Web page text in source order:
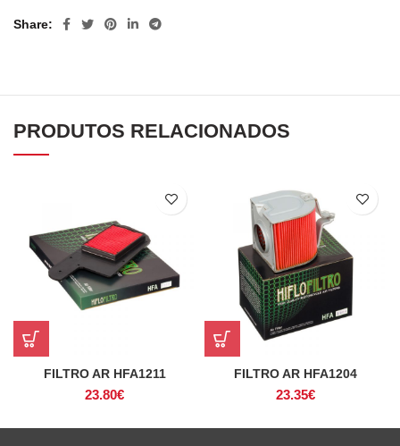
Share
PRODUTOS RELACIONADOS
FILTRO AR HFA1211
23.80€
FILTRO AR HFA1204
23.35€